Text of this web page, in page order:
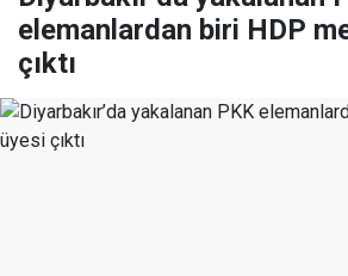
elemanlardan biri HDP
çıktı